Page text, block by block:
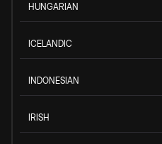
HUNGARIAN
ICELANDIC
INDONESIAN
IRISH